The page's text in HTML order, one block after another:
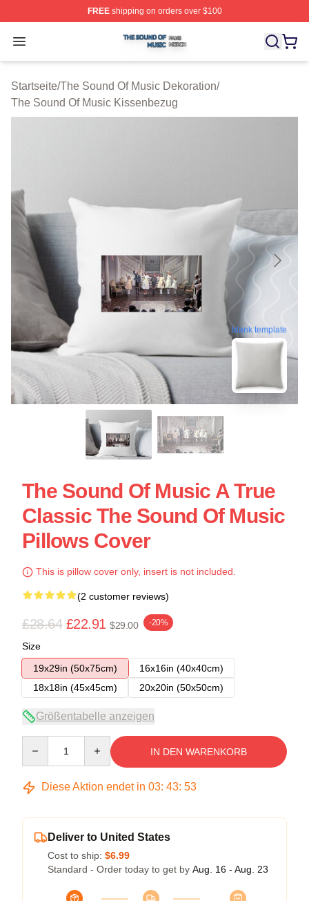
FREEshipping on orders over $100
Open menu
The Sound Of Music Shop ⚡️ Officially Licensed The
Startseite/The Sound Of Music Dekoration/
The Sound Of Music Kissenbezug
blank template
The Sound Of Music A True
Classic The Sound Of Music
Pillows Cover
This is pillow cover only, insert is not included.
(2 customer reviews)
£28.64 £22.91 $29.00 -20%
Size
19x29in (50x75cm)
16x16in (40x40cm)
18x18in (45x45cm)
20x20in (50x50cm)
Größentabelle anzeigen
IN DEN WARENKORB
Diese Aktion endet in 03: 43: 53
Deliver to United States
Cost to ship: $6.99
Standard - Order today to get by Aug. 16 - Aug. 23